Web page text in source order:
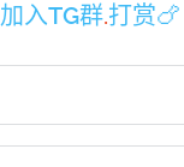
加入TG群.打赏🍗